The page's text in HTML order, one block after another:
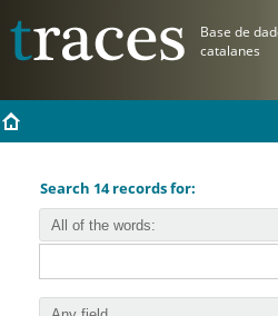
Search 14 records for: